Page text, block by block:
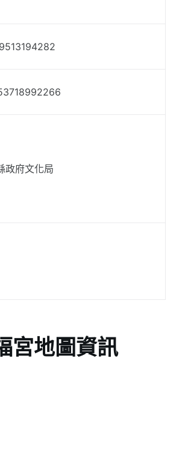
政府文化局
宮地圖資訊